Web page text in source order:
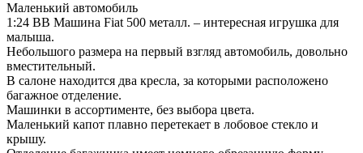
Маленький автомобиль
1:24 ВВ Машина Fiat 500 металл. – интересная игрушка для
малыша.
Небольшого размера на первый взгляд автомобиль, довольно
вместительный.
В салоне находится два кресла, за которыми расположено
багажное отделение.
Машинки в ассортименте, без выбора цвета.
Маленький капот плавно перетекает в лобовое стекло и
крышу.